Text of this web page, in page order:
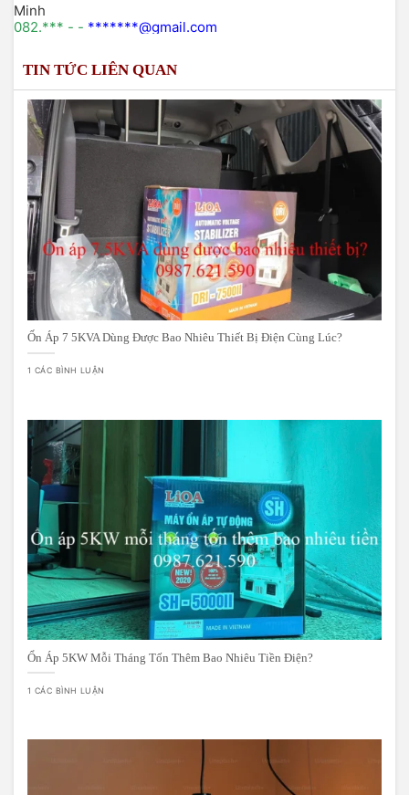
Minh
082.*** - - *******@gmail.com
Lê thị nhung
098xxx746 -lenhungxxxx@gmail.com
TIN TỨC LIÊN QUAN
Ốn Áp 7 5KVA Dùng Được Bao Nhiêu Thiết Bị Điện Cùng Lúc?
1 CÁC BÌNH LUẬN
Ổn Áp 5KW Mỗi Tháng Tốn Thêm Bao Nhiêu Tiền Điện?
1 CÁC BÌNH LUẬN